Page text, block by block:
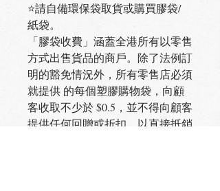
⭐️請自備環保袋取貨或購買膠袋/
紙袋。
「膠袋收費」涵蓋全港所有以零售
方式出售貨品的商戶。除了法例訂
明的豁免情況外，所有零售店必須
就提供 的每個塑膠購物袋，向顧
客收取不少於 $0.5，並不得向顧客
提供任何回贈或折扣，以直接抵銷